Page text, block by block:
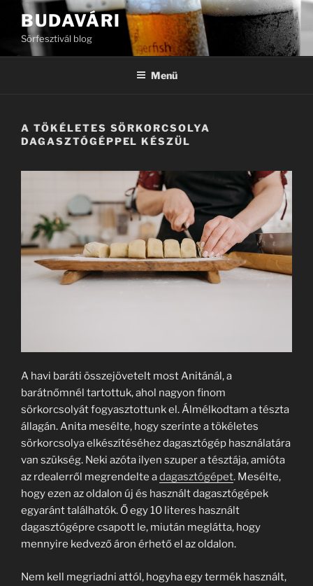
Tartalomhoz
BUDAVÁRI
Sörfesztivál blog
Menü
A TÖKÉLETES SÖRKORCSOLYA
DAGASZTÓGÉPPEL KÉSZÜL
A havi baráti összejövetelt most Anitánál, a
barátnőmnél tartottuk, ahol nagyon finom
sörkorcsolyát fogyasztottunk el. Álmélkodtam a tészta
állagán. Anita mesélte, hogy szerinte a tökéletes
sörkorcsolya elkészítéséhez dagasztógép használatára
van szükség. Neki azóta ilyen szuper a tésztája, amióta
az rdealerről megrendelte adagasztógépet. Mesélte,
hogy ezen az oldalon új és használt dagasztógépek
egyaránt találhatók. Ő egy 10 literes használt
dagasztógépre csapott le, miután meglátta, hogy
mennyire kedvező áron érhető el az oldalon.
Nem kell megriadni attól, hogyha egy termék használt,